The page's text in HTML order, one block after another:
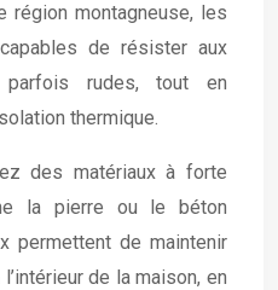
région montagneuse, les
de résister aux
parfois rudes, tout en
thermique.
des matériaux à forte
la pierre ou le béton
permettent de maintenir
de la maison, en